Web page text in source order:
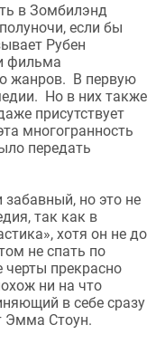
в Зомбилэнд
если бы
Рубен
фильма
жанров. В первую
Но в них также
присутствует
многогранность
передать
но это не
так как в
хотя он не до
не спать по
прекрасно
ни на что
в себе сразу
Эмма Стоун.